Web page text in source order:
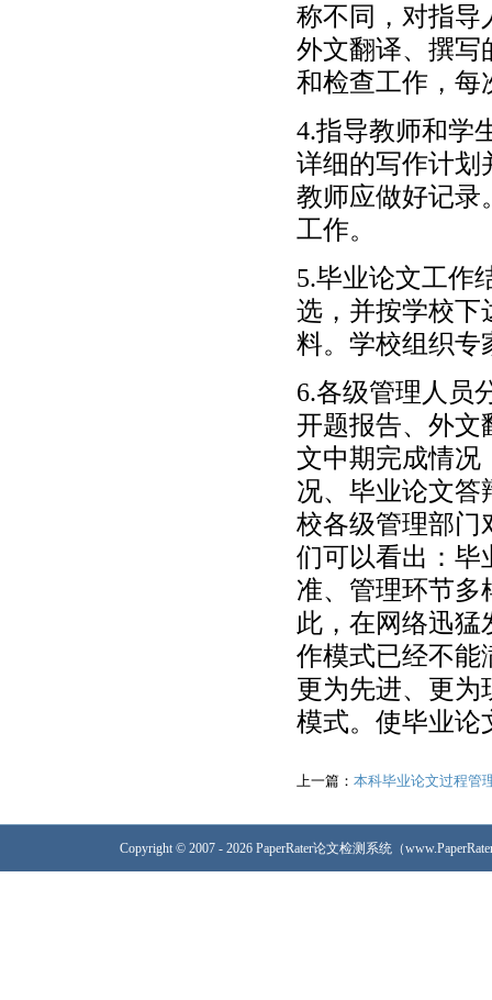
称不同，对指导
外文翻译、撰写
和检查工作，每
4.指导教师和学
详细的写作计划
教师应做好记录
工作。
5.毕业论文工作
选，并按学校下
料。学校组织专
6.各级管理人员
开题报告、外文
文中期完成情况
况、毕业论文答
校各级管理部门
们可以看出：毕
准、管理环节多
此，在网络迅
作模式已经不能
更为先进、更为
模式。使毕业论
上一篇： 本科毕业论文过程管
Copyright © 2007 - 2026 PaperRater论文检测系统（